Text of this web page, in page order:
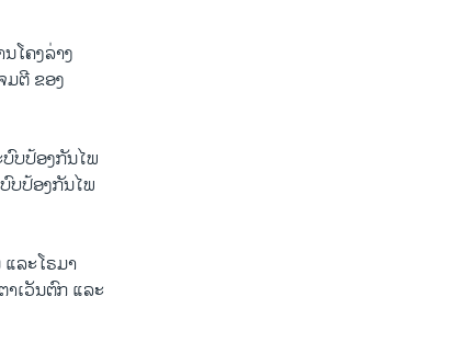
ໂຄງລ່າງ
ມຕີ ຂອງ
ບົບປ້ອງກັນໄພ
ບປ້ອງກັນໄພ
ລະໂຣມາ
ເວັນຕົກ ແລະ